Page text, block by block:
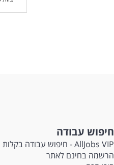
חיפוש עבודה
AllJobs VIP - חיפוש עבודה בקלות
הרשמה בחינם לאתר